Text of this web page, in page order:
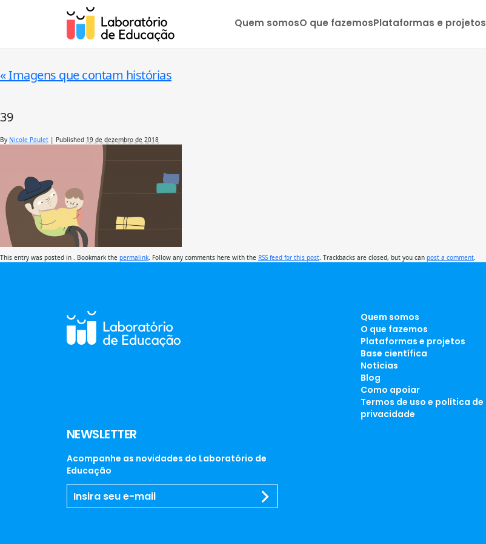
Quem somosO que fazemosPlataformas e projetos
«Imagens que contam histórias
39
By Nicole Paulet | Published 19 de dezembro de 2018
This entry was posted in . Bookmark the permalink . Follow any comments here with the RSS feed for this post . Trackbacks are closed, but you can post a comment
NEWSLETTER
Acompanhe as novidades do Laboratório de
Educação
Quem somos
O que fazemos
Plataformas e projetos
Base científica
Notícias
Blog
Como apoiar
Termos de uso e política de
privacidade